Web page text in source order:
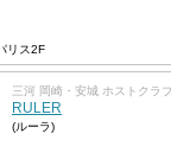
リス2F
三河 岡崎・安城 ホストクラ
RULER
(ルーラ)